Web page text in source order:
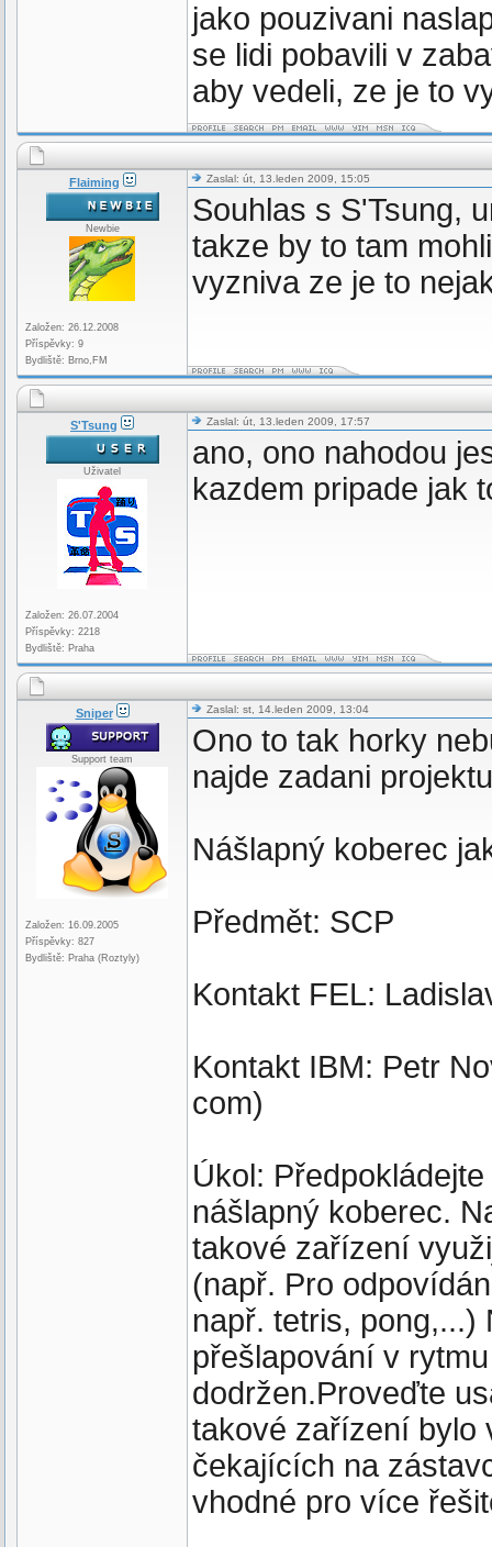
jako pouzivani
se lidi pobavili v
aby vedeli, ze je to
Flaiming
Newbie
Založen: 26.12.2008
Příspěvky: 9
Bydliště: Brno,FM
Zaslal: út, 13.leden 2009, 15:05
Souhlas s S'Tsung,
takze by to tam
vyzniva ze je to
S'Tsung
Uživatel
Založen: 26.07.2004
Příspěvky: 2218
Bydliště: Praha
Zaslal: út, 13.leden 2009, 17:57
ano, ono nahodou
kazdem pripade jak
Sniper
Support team
Založen: 16.09.2005
Příspěvky: 827
Bydliště: Praha (Roztyly)
Zaslal: st, 14.leden 2009, 13:04
Ono to tak horky
najde zadani
Nášlapný koberec
Předmět: SCP
Kontakt FEL:
Kontakt IBM: Petr
com)
Úkol:
nášlapný koberec.
takové zařízení
(např. Pro
např. tetris,
přešlapování v
dodržen.Proveďte
takové zařízení bylo
čekajících na
vhodné pro více